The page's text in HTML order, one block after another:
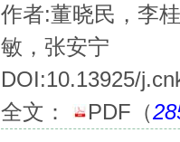
作者:董晓民，李
敏，张安宁
DOI:10.13925/
全文：
PDF （